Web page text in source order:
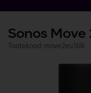
Sonos Move
Tootekood: move2eu1blk